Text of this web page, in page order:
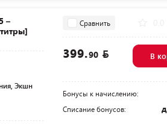
–
Экшн
Сравнить
399.90 В
Бонусы к начислению:
Списание бонусов: